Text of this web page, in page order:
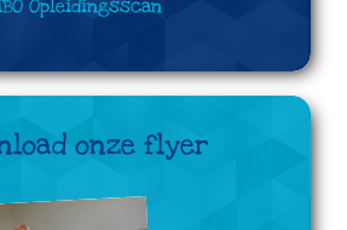
Opleidingsscan
onze flyer